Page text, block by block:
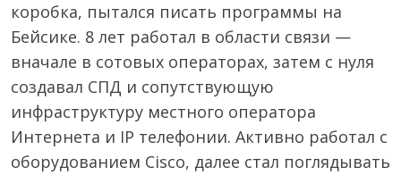
коробка, пытался писать программы на
Бейсике. 8 лет работал в области связи —
вначале в сотовых операторах, затем с нуля
создавал СПД и сопутствующую
инфраструктуру местного оператора
Интернета и IP телефонии. Активно работал с
оборудованием Cisco, далее стал поглядывать